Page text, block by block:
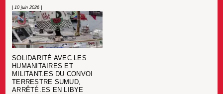
| 10 juin 2026 |
SOLIDARITÉ AVEC LES
HUMANITAIRES ET
MILITANT.ES DU CONVOI
TERRESTRE SUMUD,
ARRÊTÉ.ES EN LIBYE